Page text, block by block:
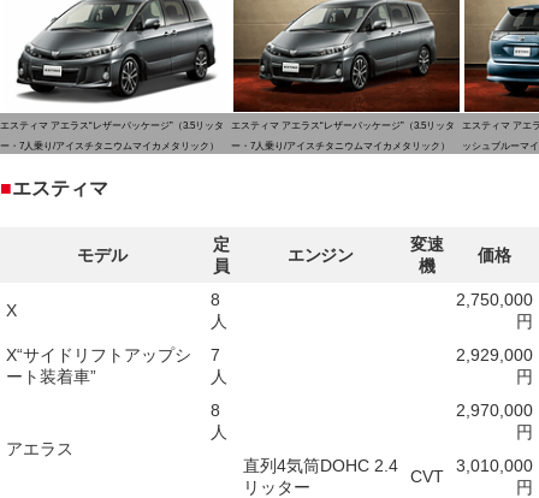
エスティマ アエラス“レザーパッケージ”（3.5リッタ
ー・7人乗り/アイスチタニウムマイカメタリック）
エスティマ アエラス“レザーパッケージ”（3.5リッタ
ー・7人乗り/アイスチタニウムマイカメタリック）
エスティマ アエ
ッシュブルーマ
■エスティマ
モデル
定
員
エンジン
変速
機
価格
X
8
人
直列4気筒DOHC 2.4
リッター
CVT
2,750,000
円
X“サイドリフトアップシ
ート装着車”
7
人
2,929,000
円
アエラス
8
人
2,970,000
円
3,010,000
円